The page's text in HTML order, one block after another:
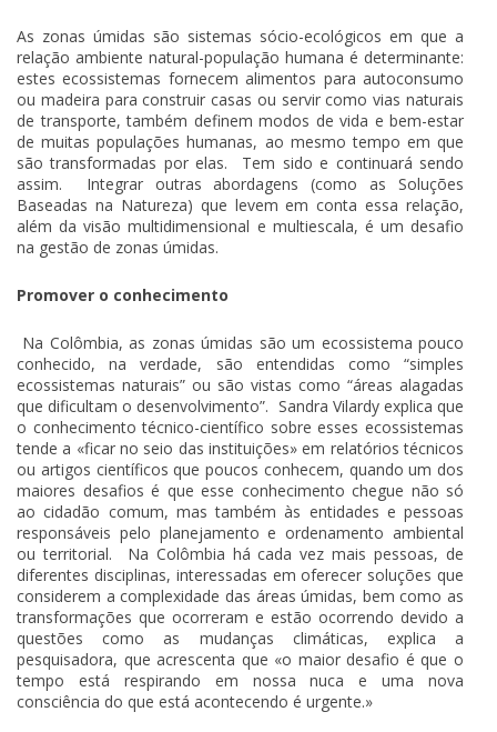
As zonas úmidas são sistemas sócio-ecológicos em que a
relação ambiente natural-população humana é determinante:
estes ecossistemas fornecem alimentos para autoconsumo
ou madeira para construir casas ou servir como vias naturais
de transporte, também definem modos de vida e bem-estar
de muitas populações humanas, ao mesmo tempo em que
são transformadas por elas. Tem sido e continuará sendo
assim. Integrar outras abordagens (como as Soluções
Baseadas na Natureza) que levem em conta essa relação,
além da visão multidimensional e multiescala, é um desafio
na gestão de zonas úmidas.
Promover o conhecimento
Na Colômbia, as zonas úmidas são um ecossistema pouco
conhecido, na verdade, são entendidas como “simples
ecossistemas naturais” ou são vistas como “áreas alagadas
que dificultam o desenvolvimento”. Sandra Vilardy explica que
o conhecimento técnico-científico sobre esses ecossistemas
tende a «ficar no seio das instituições» em relatórios técnicos
ou artigos científicos que poucos conhecem, quando um dos
maiores desafios é que esse conhecimento chegue não só
ao cidadão comum, mas também às entidades e pessoas
responsáveis ​​pelo planejamento e ordenamento ambiental
ou territorial. Na Colômbia há cada vez mais pessoas, de
diferentes disciplinas, interessadas em oferecer soluções que
considerem a complexidade das áreas úmidas, bem como as
transformações que ocorreram e estão ocorrendo devido a
questões como as mudanças climáticas, explica a
pesquisadora, que acrescenta que «o maior desafio é que o
tempo está respirando em nossa nuca e uma nova
consciência do que está acontecendo é urgente.»